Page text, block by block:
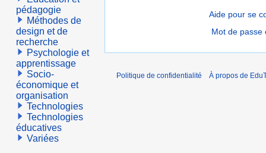
Aide pour se
Mot de passe
pédagogie
Méthodes de
design et de
recherche
Psychologie et
apprentissage
Socio-
économique et
organisation
Technologies
Technologies
éducatives
Variées
Politique de confidentialité À propos de